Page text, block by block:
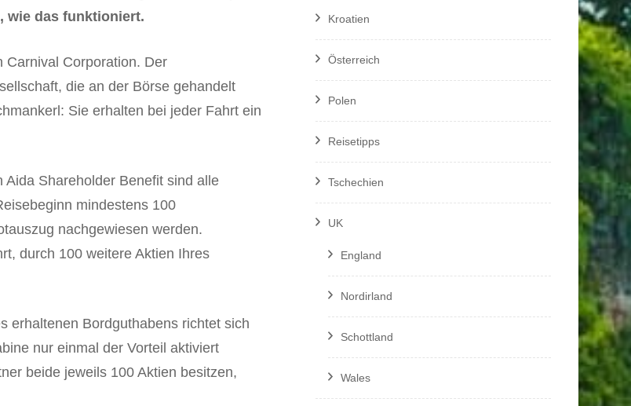
wie das funktioniert.
Carnival Corporation. Der
die an der Börse gehandelt
Sie erhalten bei jeder Fahrt ein
Aida Shareholder Benefit sind alle
mindestens 100
nachgewiesen werden.
durch 100 weitere Aktien Ihres
erhaltenen Bordguthabens richtet sich
nur einmal der Vorteil aktiviert
beide jeweils 100 Aktien besitzen,
Kroatien
Österreich
Polen
Reisetipps
Tschechien
UK
England
Nordirland
Schottland
Wales